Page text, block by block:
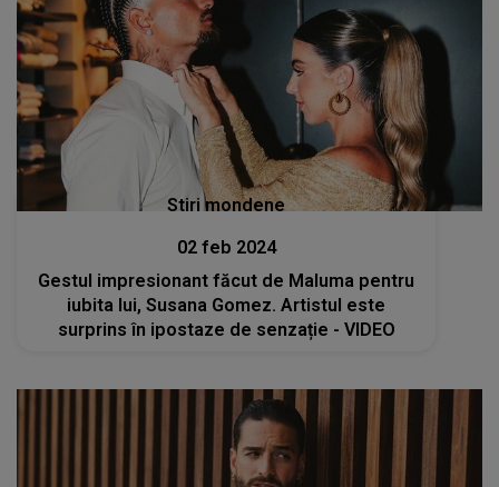
Stiri mondene
02 feb 2024
Gestul impresionant făcut de Maluma pentru
iubita lui, Susana Gomez. Artistul este
surprins în ipostaze de senzație - VIDEO